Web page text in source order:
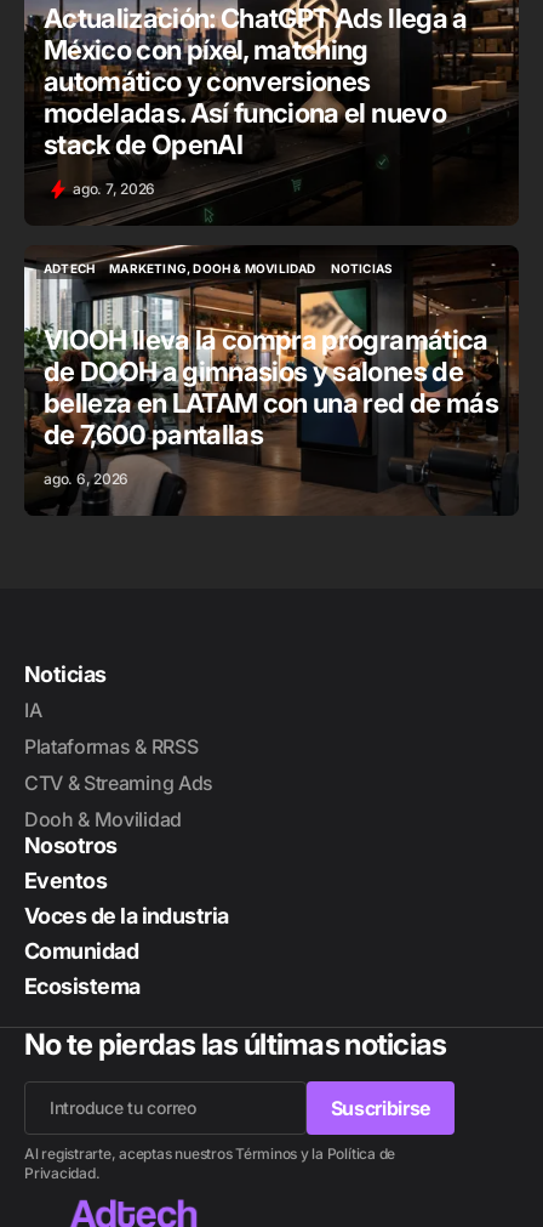
Actualización: ChatGPT Ads llega a
México con píxel, matching
automático y conversiones
modeladas. Así funciona el nuevo
stack de OpenAI
ago. 7, 2026
ADTECH
ADTECH
MARKETING, DOOH & MOVILIDAD
MARKETING, DOOH & MOVILIDAD
NOTICIAS
NOTICIAS
VIOOH lleva la compra programática
de DOOH a gimnasios y salones de
belleza en LATAM con una red de más
de 7,600 pantallas
ago. 6, 2026
Noticias
IA
Plataformas & RRSS
CTV & Streaming Ads
Dooh & Movilidad
Nosotros
Eventos
Voces de la industria
Comunidad
Ecosistema
No te pierdas las últimas noticias
Suscribirse
Suscribirse
Al registrarte, aceptas nuestros Términos y la Política de
Privacidad.